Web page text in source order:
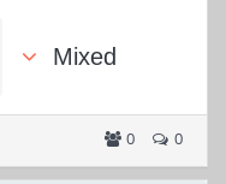
Mixed
0 0